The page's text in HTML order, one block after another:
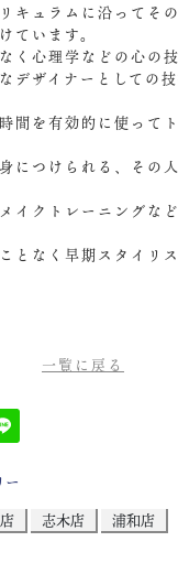
キュラムに沿ってそ
ています。
く心理学などの心の
デザイナーとしての
間を有効的に使って
につけられる、その
イクトレーニングな
となく早期スタイリ
一覧に戻る
志木店
浦和店